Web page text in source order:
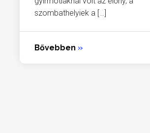
szombathelyiek a […]
Bővebben »